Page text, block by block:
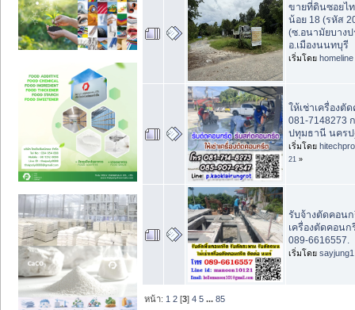
ขายที่ดินซอยไ
น้อย 18 (รหัส
(ซ.อนามัยบาง
อ.เมืองนนทบุรี
เริ่มโดย homeline
ให้เช่าเครื่องตั
081-7148273
ปทุมธานี นคร
เริ่มโดย
21 »
รับจ้างตัดคอนก
เครื่องตัดคอน
089-6616557.
เริ่มโดย sayjung1
หน้า: 1 2 [3]4 5 ...85